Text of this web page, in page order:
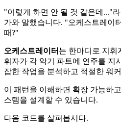
"이렇게 하면 안 될 것 같은데..."
가와 말했습니다. "오케스트레이
때?"
오케스트레이터 는 한마디로 지휘
휘자가 각 악기 파트에 연주를 지
잡한 작업을 분석하고 적절한 워
이 패턴을 이해하면 확장 가능하
스템을 설계할 수 있습니다.
다음 코드를 살펴봅시다.